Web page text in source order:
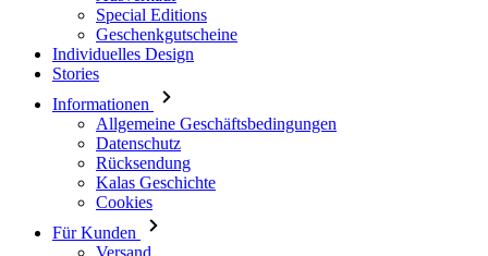
Informationen
Allgemeine Geschäftsbedingungen
Datenschutz
Rücksendung
Kalas Geschichte
Cookies
Für Kunden
Versand
Download
Haufig gestellte Fragen
Grössentabelle
Kontakt